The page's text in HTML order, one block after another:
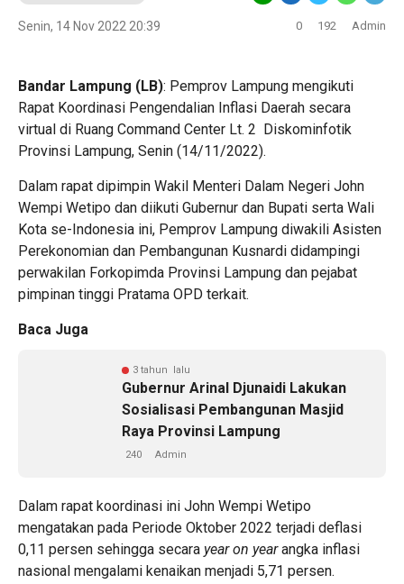
Senin, 14 Nov 2022 20:39 0 192 Admin
Bandar Lampung (LB): Pemprov Lampung mengikuti
Rapat Koordinasi Pengendalian Inflasi Daerah secara
virtual di Ruang Command Center Lt. 2 Diskominfotik
Provinsi Lampung, Senin (14/11/2022).
Dalam rapat dipimpin Wakil Menteri Dalam Negeri John
Wempi Wetipo dan diikuti Gubernur dan Bupati serta Wali
Kota se-Indonesia ini, Pemprov Lampung diwakili Asisten
Perekonomian dan Pembangunan Kusnardi didampingi
perwakilan Forkopimda Provinsi Lampung dan pejabat
pimpinan tinggi Pratama OPD terkait.
Baca Juga
3 tahun lalu
Gubernur Arinal Djunaidi Lakukan
Sosialisasi Pembangunan Masjid
Raya Provinsi Lampung
240 Admin
Dalam rapat koordinasi ini John Wempi Wetipo
mengatakan pada Periode Oktober 2022 terjadi deflasi
0,11 persen sehingga secara year on yearangka inflasi
nasional mengalami kenaikan menjadi 5,71 persen.